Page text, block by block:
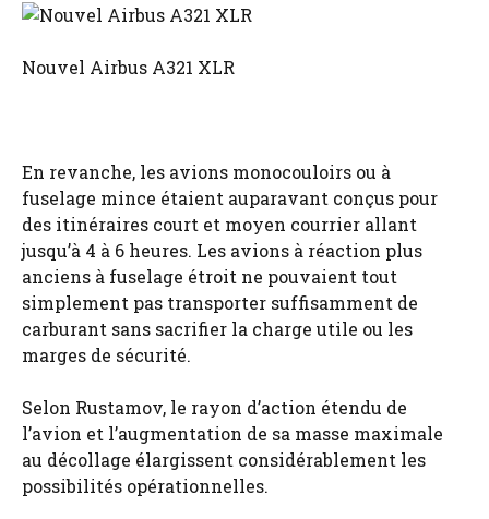
Nouvel Airbus A321 XLR
En revanche, les avions monocouloirs ou à
fuselage mince étaient auparavant conçus pour
des itinéraires court et moyen courrier allant
jusqu’à 4 à 6 heures. Les avions à réaction plus
anciens à fuselage étroit ne pouvaient tout
simplement pas transporter suffisamment de
carburant sans sacrifier la charge utile ou les
marges de sécurité.
Selon Rustamov, le rayon d’action étendu de
l’avion et l’augmentation de sa masse maximale
au décollage élargissent considérablement les
possibilités opérationnelles.